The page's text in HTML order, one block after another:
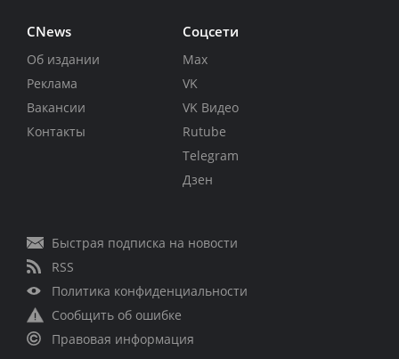
CNews
Об издании
Реклама
Вакансии
Контакты
Соцсети
Max
VK
VK Видео
Rutube
Telegram
Дзен
Быстрая подписка на новости
RSS
Политика конфиденциальности
Сообщить об ошибке
Правовая информация